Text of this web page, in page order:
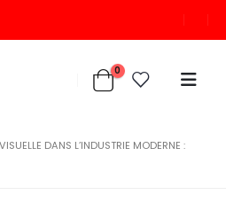
0
DANS L’INDUSTRIE MODERNE :